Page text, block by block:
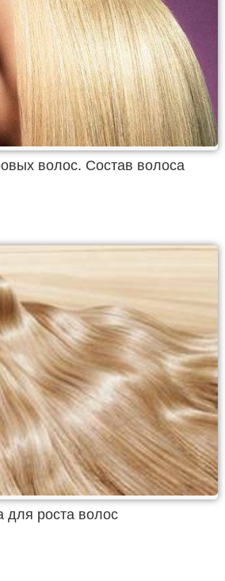
волос. Состав волоса
для роста волос